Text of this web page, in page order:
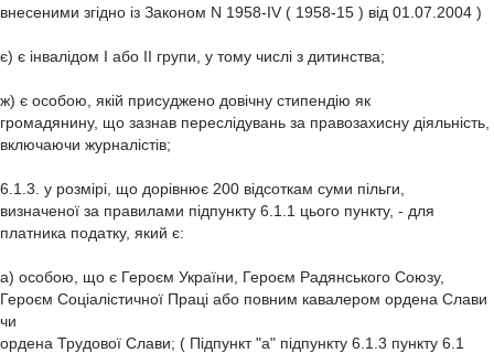
внесеними згідно із Законом N 1958-IV ( 1958-15 ) від 01.07.2004 )
є) є інвалідом I або II групи, у тому числі з дитинства;
ж) є особою, якій присуджено довічну стипендію як
громадянину, що зазнав переслідувань за правозахисну діяльність,
включаючи журналістів;
6.1.3. у розмірі, що дорівнює 200 відсоткам суми пільги,
визначеної за правилами підпункту 6.1.1 цього пункту, - для
платника податку, який є:
а) особою, що є Героєм України, Героєм Радянського Союзу,
Героєм Соціалістичної Праці або повним кавалером ордена Слави
чи
ордена Трудової Слави; ( Підпункт "а" підпункту 6.1.3 пункту 6.1